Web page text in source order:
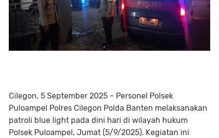
Cilegon, 5 September 2025 – Personel Polsek
Puloampel Polres Cilegon Polda Banten melaksanakan
patroli blue light pada dini hari di wilayah hukum
Polsek Puloampel, Jumat (5/9/2025). Kegiatan ini